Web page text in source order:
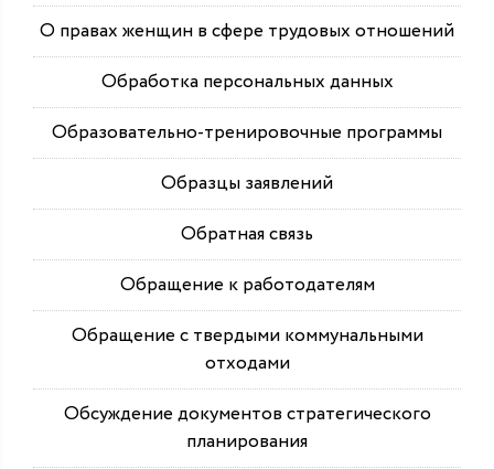
О правах женщин в сфере трудовых отношений
Обработка персональных данных
Образовательно-тренировочные программы
Образцы заявлений
Обратная связь
Обращение к работодателям
Обращение с твердыми коммунальными
отходами
Обсуждение документов стратегического
планирования